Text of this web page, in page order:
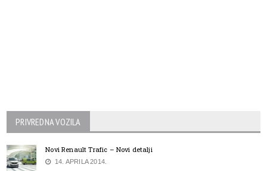
PRIVREDNA VOZILA
Novi Renault Trafic – Novi detalji
14. APRILA 2014.